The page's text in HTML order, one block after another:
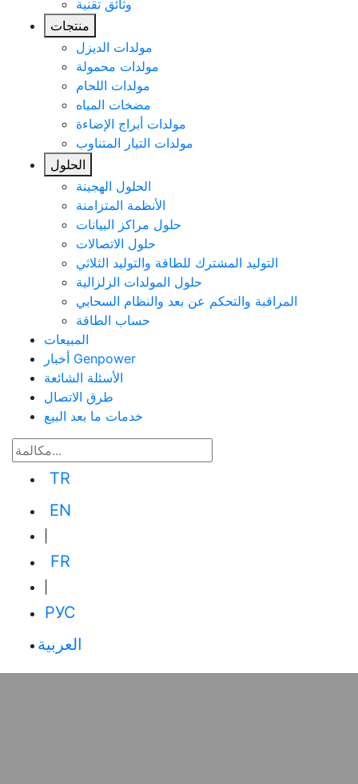
وثائق تقنية
منتجات
مولدات الديزل
مولدات محمولة
مولدات اللحام
مضخات المياه
مولدات أبراج الإضاءة
مولدات التيار المتناوب
الحلول
الحلول الهجينة
الأنظمة المتزامنة
حلول مراكز البيانات
حلول الاتصالات
التوليد المشترك للطاقة والتوليد الثلاثي
حلول المولدات الزلزالية
المراقبة والتحكم عن بعد والنظام السحابي
حساب الطاقة
المبيعات
أخبار Genpower
الأسئلة الشائعة
طرق الاتصال
خدمات ما بعد البيع
TR
EN
FR
РУС
العربية